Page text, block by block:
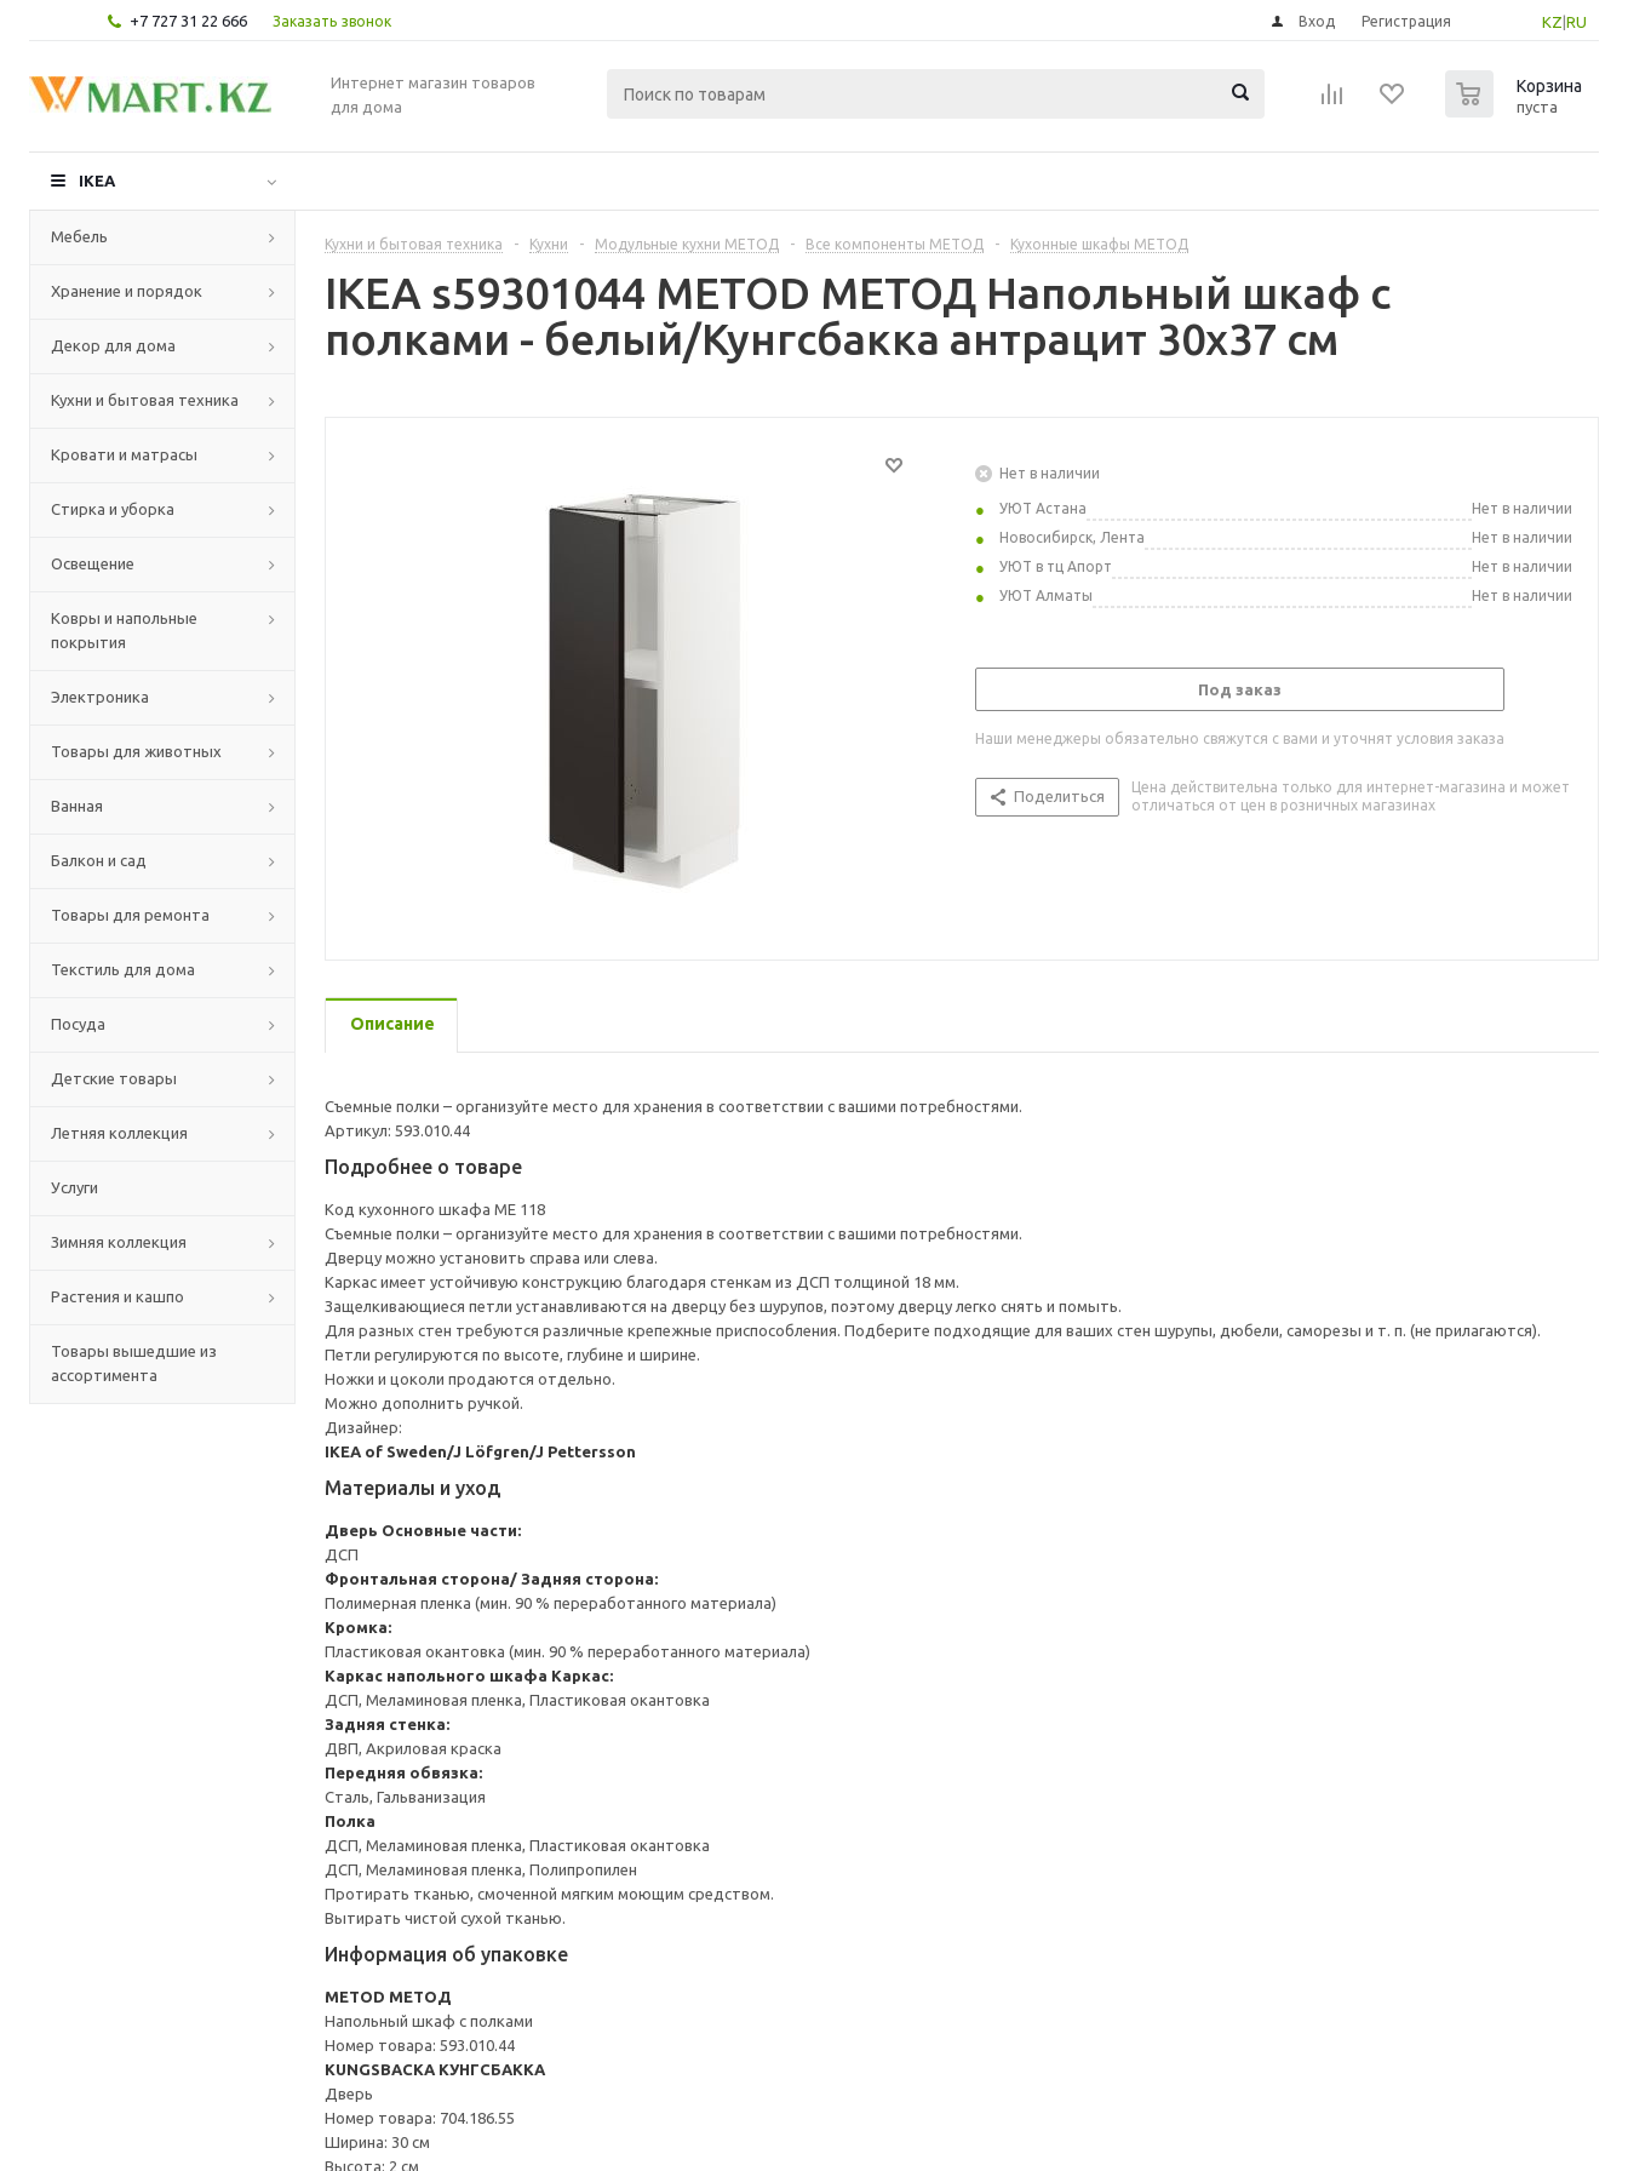
+7 727 31 22 666 Заказать звонок KZ RU
Вход Регистрация
Интернет магазин товаров
для дома
Корзина
пуста
IKEA
Мебель
Хранение и порядок
Декор для дома
Кухни и бытовая техника
Кровати и матрасы
Стирка и уборка
Освещение
Ковры и напольные
покрытия
Электроника
Товары для животных
Ванная
Балкон и сад
Товары для ремонта
Текстиль для дома
Посуда
Детские товары
Летняя коллекция
Услуги
Зимняя коллекция
Растения и кашпо
Товары вышедшие из
ассортимента
Кухни и бытовая техника - Кухни - Модульные кухни МЕТОД - Все компоненты МЕТОД - Кухонные шкафы МЕТОД
IKEA s59301044 METOD МЕТОД Напольный шкаф с
полками - белый/Кунгсбакка антрацит 30x37 см
Нет в наличии
УЮТ Астана
Нет в наличии
Новосибирск, Лента
Нет в наличии
УЮТ в тц Апорт
Нет в наличии
УЮТ Алматы
Нет в наличии
Под заказ
Наши менеджеры обязательно свяжутся с вами и уточнят условия заказа
Поделиться
Цена действительна только для интернет-магазина и может
отличаться от цен в розничных магазинах
Описание
Съемные полки – организуйте место для хранения в соответствии с вашими потребностями.
Артикул: 593.010.44
Подробнее о товаре
Код кухонного шкафа ME 118
Съемные полки – организуйте место для хранения в соответствии с вашими потребностями.
Дверцу можно установить справа или слева.
Каркас имеет устойчивую конструкцию благодаря стенкам из ДСП толщиной 18 мм.
Защелкивающиеся петли устанавливаются на дверцу без шурупов, поэтому дверцу легко снять и помыть.
Для разных стен требуются различные крепежные приспособления. Подберите подходящие для ваших стен шурупы, дюбели, саморезы и т. п. (не прилагаются).
Петли регулируются по высоте, глубине и ширине.
Ножки и цоколи продаются отдельно.
Можно дополнить ручкой.
Дизайнер:
IKEA of Sweden/J Löfgren/J Pettersson
Материалы и уход
Дверь Основные части:
ДСП
Фронтальная сторона/ Задняя сторона:
Полимерная пленка (мин. 90 % переработанного материала)
Кромка:
Пластиковая окантовка (мин. 90 % переработанного материала)
Каркас напольного шкафа Каркас:
ДСП, Меламиновая пленка, Пластиковая окантовка
Задняя стенка:
ДВП, Акриловая краска
Передняя обвязка:
Сталь, Гальванизация
Полка
ДСП, Меламиновая пленка, Пластиковая окантовка
ДСП, Меламиновая пленка, Полипропилен
Протирать тканью, смоченной мягким моющим средством.
Вытирать чистой сухой тканью.
Информация об упаковке
METOD МЕТОД
Напольный шкаф с полками
Номер товара: 593.010.44
KUNGSBACKA КУНГСБАККА
Дверь
Номер товара: 704.186.55
Ширина: 30 см
Высота: 2 см